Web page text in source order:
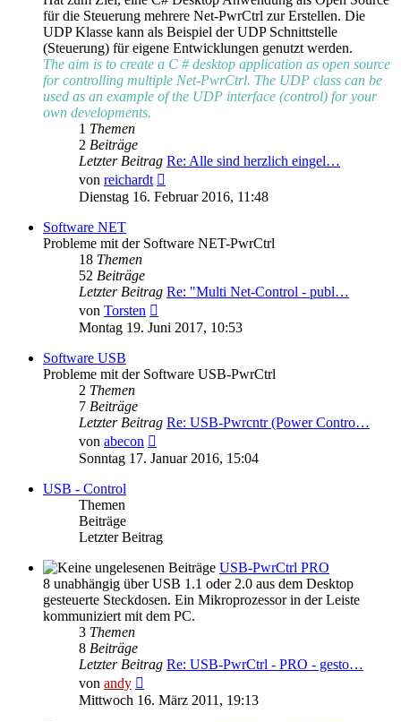
für die Steuerung mehrere Net-PwrCtrl zur Erstellen. Die
UDP Klasse kann als Beispiel der UDP Schnittstelle
(Steuerung) für eigene Entwicklungen genutzt werden.
The aim is to create a C # desktop application as open source
for controlling multiple Net-PwrCtrl. The UDP class can be
used as an example of the UDP interface (control) for your
own developments.
1 Themen
2 Beiträge
Letzter Beitrag Re: Alle sind herzlich eingel…
von reichardt
Beitrag
Dienstag 16. Februar 2016, 11:48
Software NET
Probleme mit der Software NET-PwrCtrl
18 Themen
52 Beiträge
Letzter Beitrag Re: "Multi Net-Control - publ…
von Torsten
Beitrag
Montag 19. Juni 2017, 10:53
Software USB
Probleme mit der Software USB-PwrCtrl
2 Themen
7 Beiträge
Letzter Beitrag Re: USB-Pwrcntr (Power Contro…
von abecon
Beitrag
Sonntag 17. Januar 2016, 15:04
USB - Control
Themen
Beiträge
Letzter Beitrag
USB-PwrCtrl PRO
8 unabhängig über USB 1.1 oder 2.0 aus dem Desktop
gesteuerte Steckdosen. Ein Mikroprozessor in der Leiste
kommuniziert mit dem PC.
3 Themen
8 Beiträge
Letzter Beitrag Re: USB-PwrCtrl - PRO - gesto…
von andy
Beitrag
Mittwoch 16. März 2011, 19:13